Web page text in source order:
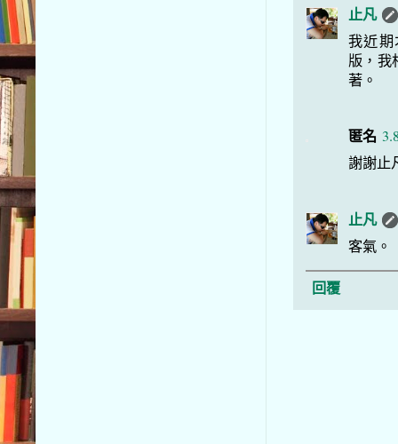
止凡
我近期
版，我
著。
匿名
謝謝止
止凡
客氣。
回覆